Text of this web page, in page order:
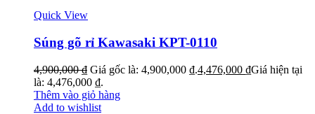
Quick View
Súng gõ rỉ Kawasaki KPT-0110
4,900,000₫ Giá gốc là: 4,900,000 ₫.4,476,000 ₫Giá hiện tại
là: 4,476,000 ₫.
Thêm vào giỏ hàng
Add to wishlist